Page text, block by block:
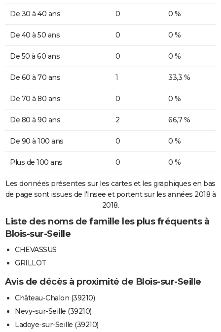
De 30 à 40 ans 0 0 %
De 40 à 50 ans 0 0 %
De 50 à 60 ans 0 0 %
De 60 à 70 ans 1 33,3 %
De 70 à 80 ans 0 0 %
De 80 à 90 ans 2 66,7 %
De 90 à 100 ans 0 0 %
Plus de 100 ans 0 0 %
Les données présentes sur les cartes et les graphiques en bas
de page sont issues de l'Insee et portent sur les années 2018 à
2018.
Liste des noms de famille les plus fréquents à
Blois-sur-Seille
CHEVASSUS
GRILLOT
Avis de décès à proximité de Blois-sur-Seille
Château-Chalon (39210)
Nevy-sur-Seille (39210)
Ladoye-sur-Seille (39210)